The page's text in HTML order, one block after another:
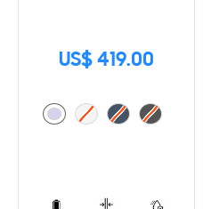
US$ 419.00